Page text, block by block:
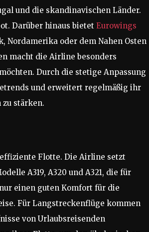
und die skandinavischen Länder.
Darüber hinaus bietet Eurowings
Nordamerika oder dem Nahen Osten
macht die Airline besonders
Durch die stetige Anpassung
und erweitert regelmäßig ihr
zu stärken.
Flotte. Die Airline setzt
A319, A320 und A321, die für
einen guten Komfort für die
Für Langstreckenflüge kommen
von Urlaubsreisenden